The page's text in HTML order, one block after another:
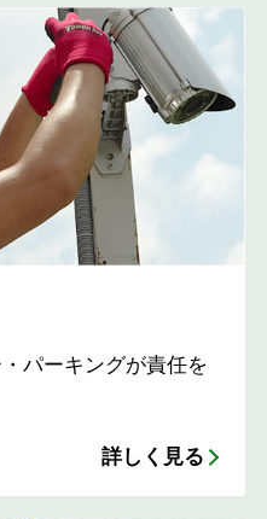
パーキングが責任を
詳しく見る